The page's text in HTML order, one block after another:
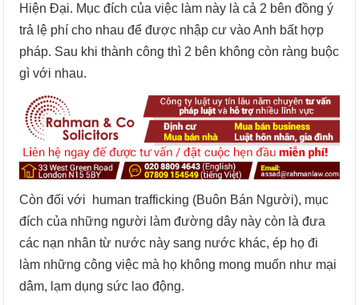
Hiện Đại. Mục đích của việc làm này là cả 2 bên đồng ý
trả lệ phí cho nhau để được nhập cư vào Anh bất hợp
pháp. Sau khi thành công thì 2 bên không còn ràng buộc
gì với nhau.
Còn đối với human trafficking (Buôn Bán Người), mục
đích của những người làm đường dây này còn là đưa
các nạn nhân từ nước này sang nước khác, ép họ đi
làm những công việc mà họ không mong muốn như mại
dâm, lạm dụng sức lao động.